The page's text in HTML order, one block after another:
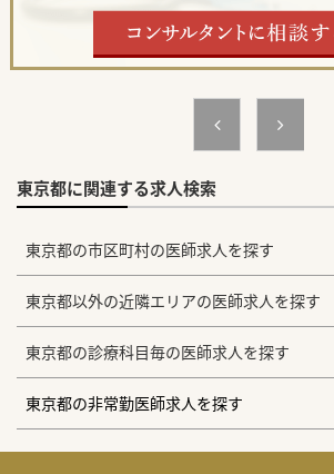
東京都に関連する求人検索
東京都の市区町村の医師求人を探す
東京都以外の近隣エリアの医師求人を探す
東京都の診療科目毎の医師求人を探す
東京都の非常勤医師求人を探す